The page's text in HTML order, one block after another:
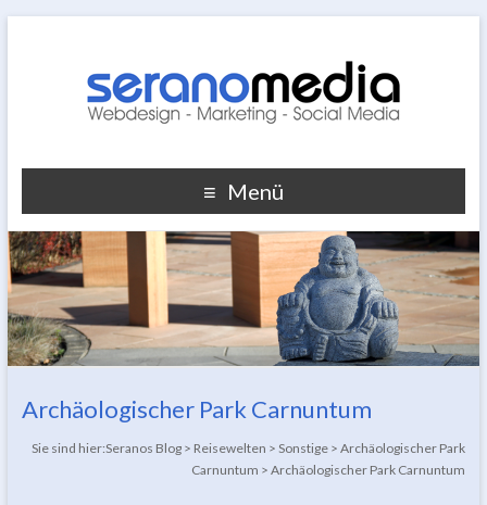
Menü
Archäologischer Park Carnuntum
Sie sind hier:Seranos Blog > Reisewelten >Sonstige >Archäologischer Park
Carnuntum >Archäologischer Park Carnuntum